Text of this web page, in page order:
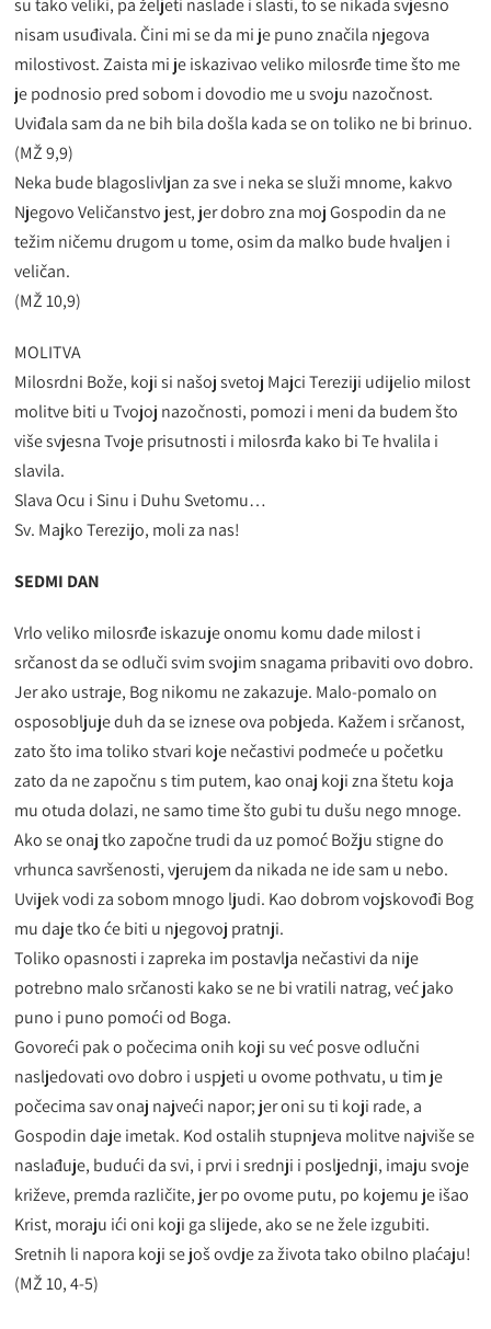
su tako veliki, pa željeti naslade i slasti, to se nikada svjesno
nisam usuđivala. Čini mi se da mi je puno značila njegova
milostivost. Zaista mi je iskazivao veliko milosrđe time što me
je podnosio pred sobom i dovodio me u svoju nazočnost.
Uviđala sam da ne bih bila došla kada se on toliko ne bi brinuo.
(MŽ 9,9)
Neka bude blagoslivljan za sve i neka se služi mnome, kakvo
Njegovo Veličanstvo jest, jer dobro zna moj Gospodin da ne
težim ničemu drugom u tome, osim da malko bude hvaljen i
veličan.
(MŽ 10,9)
MOLITVA
Milosrdni Bože, koji si našoj svetoj Majci Tereziji udijelio milost
molitve biti u Tvojoj nazočnosti, pomozi i meni da budem što
više svjesna Tvoje prisutnosti i milosrđa kako bi Te hvalila i
slavila.
Slava Ocu i Sinu i Duhu Svetomu…
Sv. Majko Terezijo, moli za nas!
SEDMI DAN
Vrlo veliko milosrđe iskazuje onomu komu dade milost i
srčanost da se odluči svim svojim snagama pribaviti ovo dobro.
Jer ako ustraje, Bog nikomu ne zakazuje. Malo-pomalo on
osposobljuje duh da se iznese ova pobjeda. Kažem i srčanost,
zato što ima toliko stvari koje nečastivi podmeće u početku
zato da ne započnu s tim putem, kao onaj koji zna štetu koja
mu otuda dolazi, ne samo time što gubi tu dušu nego mnoge.
Ako se onaj tko započne trudi da uz pomoć Božju stigne do
vrhunca savršenosti, vjerujem da nikada ne ide sam u nebo.
Uvijek vodi za sobom mnogo ljudi. Kao dobrom vojskovođi Bog
mu daje tko će biti u njegovoj pratnji.
Toliko opasnosti i zapreka im postavlja nečastivi da nije
potrebno malo srčanosti kako se ne bi vratili natrag, već jako
puno i puno pomoći od Boga.
Govoreći pak o počecima onih koji su već posve odlučni
nasljedovati ovo dobro i uspjeti u ovome pothvatu, u tim je
počecima sav onaj najveći napor; jer oni su ti koji rade, a
Gospodin daje imetak. Kod ostalih stupnjeva molitve najviše se
naslađuje, budući da svi, i prvi i srednji i posljednji, imaju svoje
križeve, premda različite, jer po ovome putu, po kojemu je išao
Krist, moraju ići oni koji ga slijede, ako se ne žele izgubiti.
Sretnih li napora koji se još ovdje za života tako obilno plaćaju!
(MŽ 10, 4-5)